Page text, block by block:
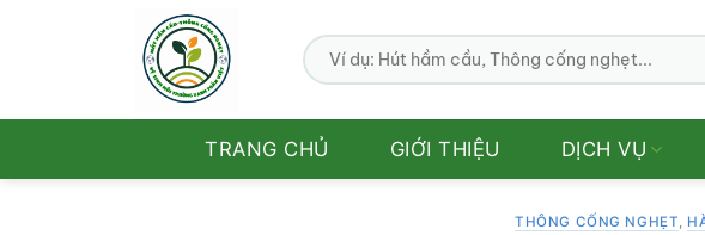
TRANG CHỦ GIỚI THIỆU DỊCH VỤ
THÔNG CỐNG NGHẸT,